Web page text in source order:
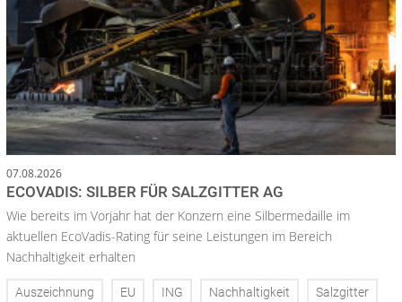
07.08.2026
ECOVADIS: SILBER FÜR SALZGITTER AG
Wie bereits im Vorjahr hat der Konzern eine Silbermedaille im
aktuellen EcoVadis-Rating für seine Leistungen im Bereich
Nachhaltigkeit erhalten
Auszeichnung EU ING Nachhaltigkeit Salzgitter